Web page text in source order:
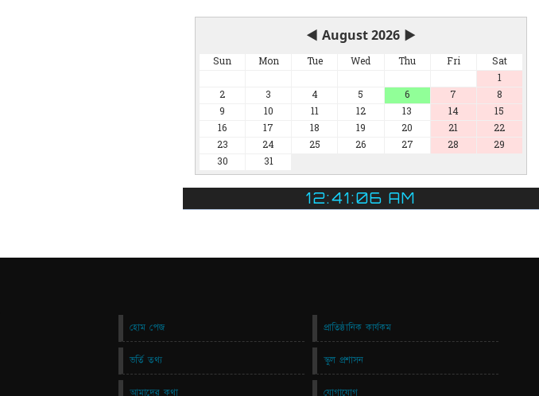
◀ August 2026 ▶
Sun Mon Tue Wed Thu Fri
Sat
1
2
3 4 5 6 7
8
9
10 11 12 13 14
15
16
17 18 19 20 21
22
23
24 25 26 27 28
29
30
31
12:41:07 AM
হোম পেজ প্রাতিষ্ঠানিক কার্যকম
ভর্তি তথ্য স্কুল প্রশাসন
আমাদের কথা যোগাযোগ